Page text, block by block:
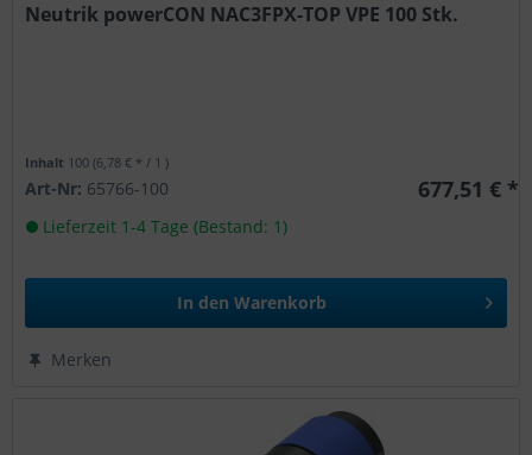
Neutrik powerCON NAC3FPX-TOP VPE 100 Stk.
Inhalt 100(6,78 € * / 1 )
Art-Nr: 65766-100 677,51 € *
Lieferzeit 1-4 Tage (Bestand: 1)
In den Warenkorb
Merken